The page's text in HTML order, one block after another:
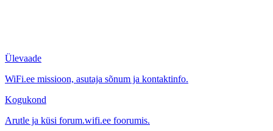
Ülevaade
WiFi.ee missioon, asutaja sõnum ja kontaktinfo.
Kogukond
Arutle ja küsi forum.wifi.ee foorumis.